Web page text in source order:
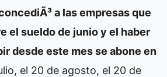
a las empresas que
el sueldo de junio y el haber
desde este mes se abone en
el 20 de agosto, el 20 de